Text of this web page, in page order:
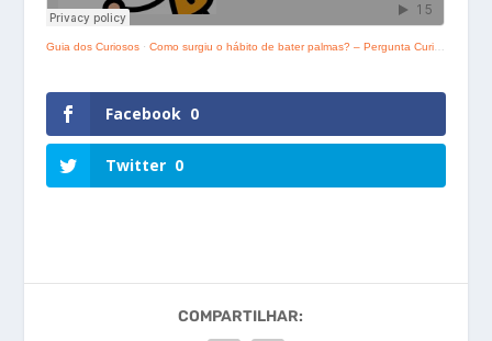
Guia dos Curiosos ·Como surgiu o hábito de bater palmas? – Pergunta Curiosa
Facebook 0
Twitter 0
COMPARTILHAR: